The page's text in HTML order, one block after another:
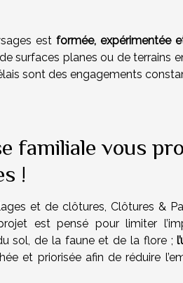
est formée, expérimentée
surfaces planes ou de terrains
sont des engagements
familiale vous
!
et de clôtures, Clôtures &
est pensé pour limiter
sol, de la faune et de la flore ;
et priorisée afin de réduire